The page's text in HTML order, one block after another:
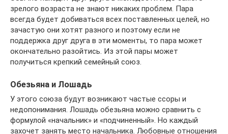
зрелого возраста не знают никаких проблем. Пара
всегда будет добиваться всех поставленных целей, но
зачастую они хотят разного и поэтому если не
поддержка друг друга в эти моменты, то пара может
окончательно разойтись. Из этой пары может
получиться крепкий семейный союз.
Обезьяна и Лошадь
У этого союза будут возникают частые ссоры и
недопонимания. Лошадь обезьяна можно сравнить с
формулой «начальник» и «подчиненный». Но каждый
захочет занять место начальника. Любовные отношения